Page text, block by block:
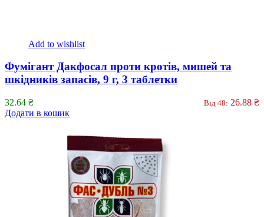
Add to wishlist
Фумігант Дакфосал проти кротів, мишей та
шкідників запасів, 9 г, 3 таблетки
32.64 ₴ Від 48: 26.88 ₴
Додати в кошик